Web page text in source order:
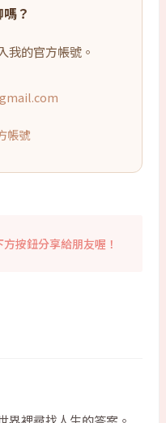
？
我的官方帳號。
帳號
按鈕分享給朋友喔！